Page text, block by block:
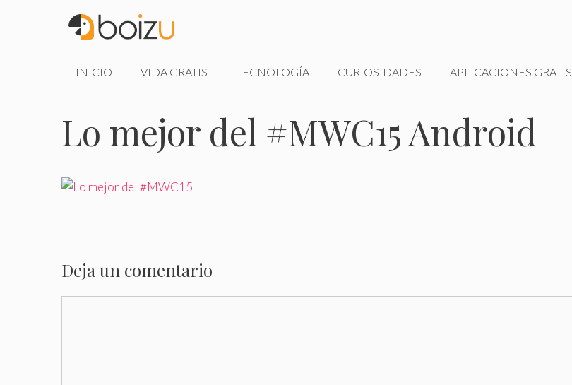
INICIO VIDA GRATIS TECNOLOGÍA CURIOSIDADES APLICACIONES GRATIS
Lo mejor del #MWC15 Android
Deja un comentario